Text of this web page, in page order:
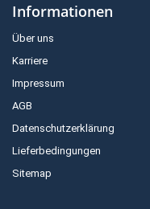
Informationen
Über uns
Karriere
Impressum
AGB
Datenschutzerklärung
Lieferbedingungen
Sitemap